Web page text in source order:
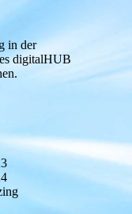
in der
digitalHUB